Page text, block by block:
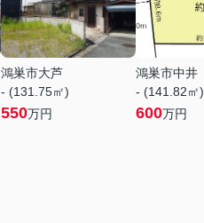
鴻巣市大芦
- (131.75㎡)
550万円
鴻巣市中井
- (141.82㎡)
600万円